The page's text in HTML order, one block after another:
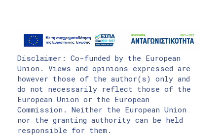
Disclaimer: Co-funded by the European
Union. Views and opinions expressed are
however those of the author(s) only and
do not necessarily reflect those of the
European Union or the European
Commission. Neither the European Union
nor the granting authority can be held
responsible for them.